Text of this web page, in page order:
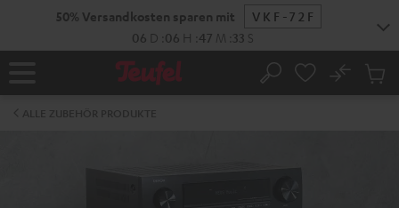
50% Versandkosten sparen mit
VKF-72F
06 D 06 H 47 M 32 S
Startseite Suche
No